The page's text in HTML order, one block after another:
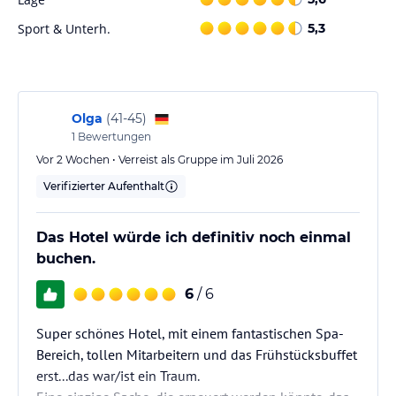
Nichtraucherzimmer (inklusive Balkon). Ein ausgewiesener
Raucherbereich ist vorhanden.
Restaurant Feinspitz:
serviert wird. Sie haben die Möglichkeit (nach Anfrage und
Verfügbarkeit) die ¾-Pension mit Kaffe&Kuchen am Nachmittag
und 4-Gang-Abendessen hinzuzubuchen.
Stroblbar. Hier gibt es „zünftigen Schmaus“ und Süßes für
Feinschmecker.
Bar 902:
Köstliche Cocktails sowie regionale und internationale Weine
erwarten Sie an der Bar 902 mit eigener Vinothek.
Sport und Unterhaltung
Sport & Unterh. 5,3
Olga (41-45)
1 Bewertungen
Vor 2 Wochen • Verreist als Gruppe im Juli 2026
Verifizierter Aufenthalt
Das Hotel würde ich definitiv noch einmal
buchen.
6 / 6
Super schönes Hotel, mit einem fantastischen Spa-
Bereich, tollen Mitarbeitern und das Frühstücksbuffet
erst...das war/ist ein Traum.